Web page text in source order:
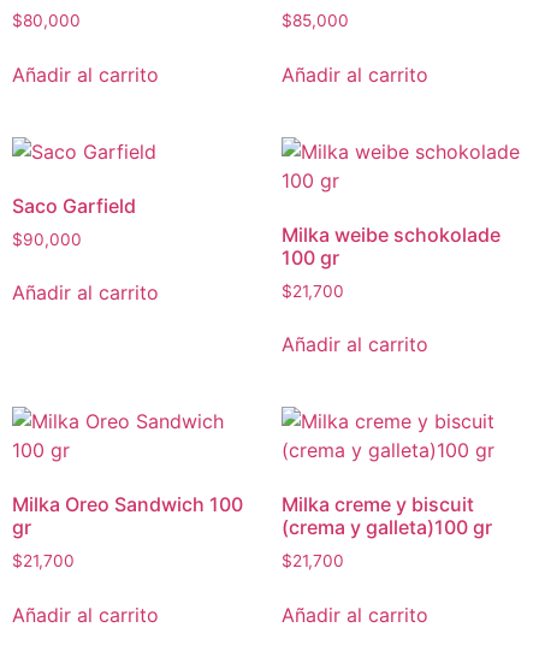
$80,000
Añadir al carrito
$85,000
Añadir al carrito
Saco Garfield
$90,000
Añadir al carrito
Milka weibe schokolade
100 gr
$21,700
Añadir al carrito
Milka Oreo Sandwich 100
gr
$21,700
Añadir al carrito
Milka creme y biscuit
(crema y galleta)100 gr
$21,700
Añadir al carrito